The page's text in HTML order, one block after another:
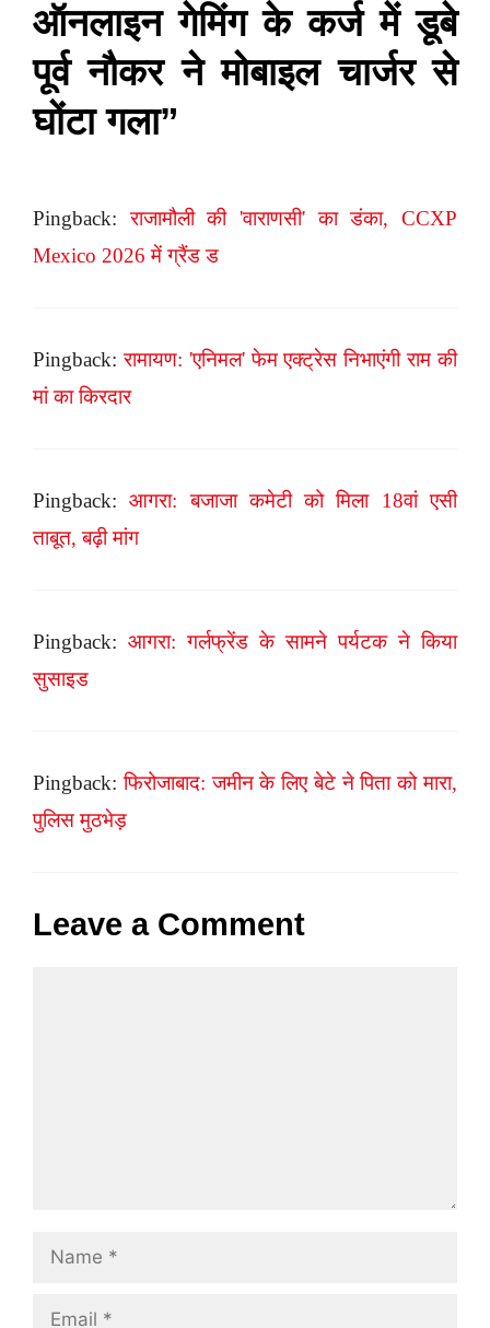
ऑनलाइन गेमिंग के कर्ज में डूबे
पूर्व नौकर ने मोबाइल चार्जर से
घोंटा गला”
Pingback:राजामौली की 'वाराणसी' का डंका, CCXP
Mexico 2026 में ग्रैंड ड
Pingback:रामायण: 'एनिमल' फेम एक्ट्रेस निभाएंगी राम की
मां का किरदार
Pingback:आगरा: बजाजा कमेटी को मिला 18वां एसी
ताबूत, बढ़ी मांग
Pingback: आगरा: गर्लफ्रेंड के सामने पर्यटक ने किया
सुसाइड
Pingback:फिरोजाबाद: जमीन के लिए बेटे ने पिता को मारा,
पुलिस मुठभेड़
Leave a Comment
Name
Email